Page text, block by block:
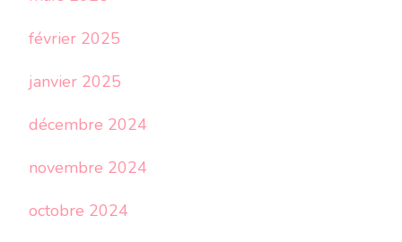
février 2025
janvier 2025
décembre 2024
novembre 2024
octobre 2024